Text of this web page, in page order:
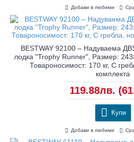
Добави в любими
BESTWAY 92100 – Надуваема
лодка "Trophy Runner", Размер:
Товароносимост: 170 кг, С
комплекта
119.88лв.
Купи
Добави в любими